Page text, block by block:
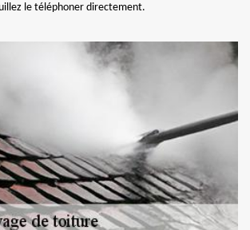
le téléphoner directement.